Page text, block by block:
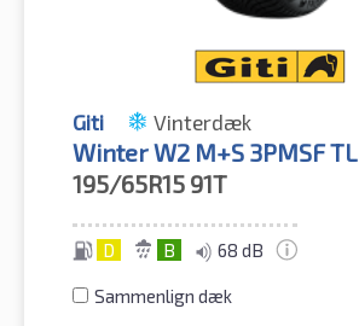
Giti Vinterdæk
Winter W2 M+S 3PMSF TL
195/65R15 91T
D B 68 dB
Sammenlign dæk